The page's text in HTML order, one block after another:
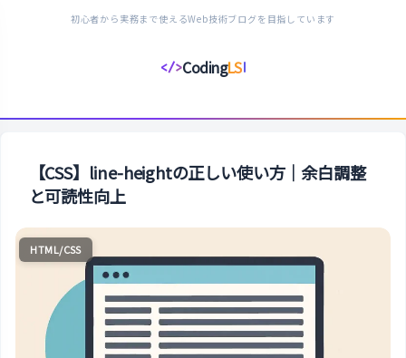
初心者から実務まで使えるWeb技術ブログを目指しています
</>CodingLS
コ
デ
ン
フ
ス
タ
イ
ル
【CSS】line-heightの正しい使い方｜余白調整
と可読性向上
HTML/CSS